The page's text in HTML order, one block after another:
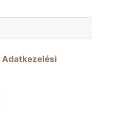
Adatkezelési